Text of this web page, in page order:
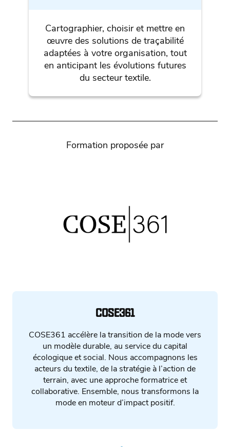
Cartographier, choisir et mettre en
œuvre des solutions de traçabilité
adaptées à votre organisation, tout
en anticipant les évolutions futures
du secteur textile.
Formation proposée par
COSE361
COSE361 accélère la transition de la mode vers
un modèle durable, au service du capital
écologique et social. Nous accompagnons les
acteurs du textile, de la stratégie à l’action de
terrain, avec une approche formatrice et
collaborative. Ensemble, nous transformons la
mode en moteur d’impact positif.